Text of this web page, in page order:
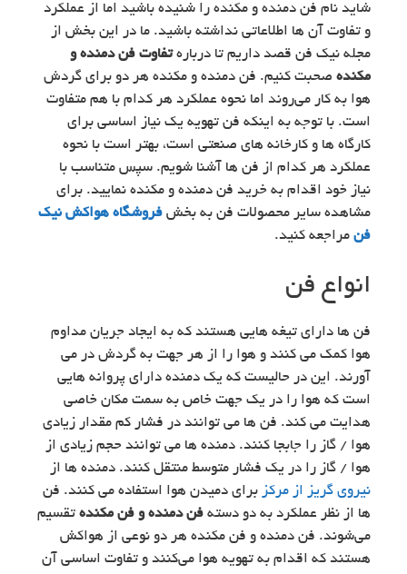
شاید نام فن دمنده و مکنده را شنیده باشید اما از عملکرد
و تفاوت آن ها اطلاعاتی نداشته باشید. ما در این بخش از
مجله نیک فن قصد داریم تا دربارهتفاوت فن دمنده و
مکنده صحبت کنیم. فن دمنده و مکنده هر دو برای گردش
هوا به کار می‌روند اما نحوه عملکرد هر کدام با هم متفاوت
است. با توجه به اینکه فن تهویه یک نیاز اساسی برای
کارگاه ها و کارخانه های صنعتی است، بهتر است با نحوه
عملکرد هر کدام از فن ها آشنا شویم. سپس متناسب با
نیاز خود اقدام به خرید فن دمنده و مکنده نمایید. برای
مشاهده سایر محصولات فن به بخش فروشگاه هواکش نیک
فن مراجعه کنید.
انواع فن
فن ها دارای تیغه هایی هستند که به ایجاد جریان مداوم
هوا کمک می کنند و هوا را از هر جهت به گردش در می
آورند. این در حالیست که یک دمنده دارای پروانه هایی
است که هوا را در یک جهت خاص به سمت مکان خاصی
هدایت می کند. فن ها می توانند در فشار کم مقدار زیادی
هوا / گاز را جابجا کنند. دمنده ها می توانند حجم زیادی از
هوا / گاز را در یک فشار متوسط ​​منتقل کنند. دمنده ها از
نیروی گریز از مرکز برای دمیدن هوا استفاده می کنند. فن
ها از نظر عملکرد به دو دسته فن دمنده و فن مکنده تقسیم
می‌شوند. فن دمنده و فن مکنده هر دو نوعی از هواکش
هستند که اقدام به تهویه هوا می‌کنند و تفاوت اساسی آن